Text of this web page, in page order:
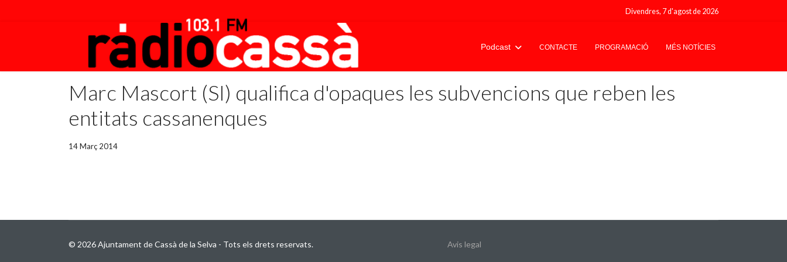
Divendres, 7 d'agost de 2026
Podcast CONTACTE PROGRAMACIÓ MÉS NOTÍCIES
Marc Mascort (SI) qualifica d'opaques les subvencions que reben les
entitats cassanenques
14 Març 2014
© 2026 Ajuntament de Cassà de la Selva - Tots els drets reservats. Avis legal